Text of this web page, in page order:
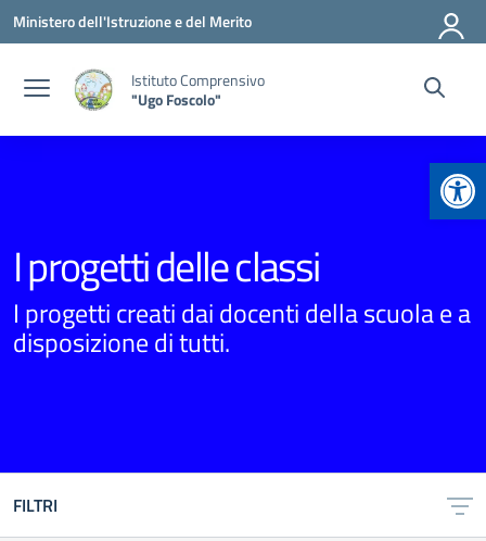
Vai ai contenuti
Vai al menu di navigazione
Vai al footer
Ministero dell'Istruzione e del Merito
Istituto Comprensivo
"Ugo Foscolo"
I progetti delle classi
I progetti creati dai docenti della scuola e a
disposizione di tutti.
FILTRI